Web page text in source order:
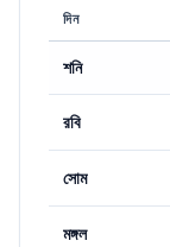
দিন
শনি
রবি
সোম
মঙ্গল